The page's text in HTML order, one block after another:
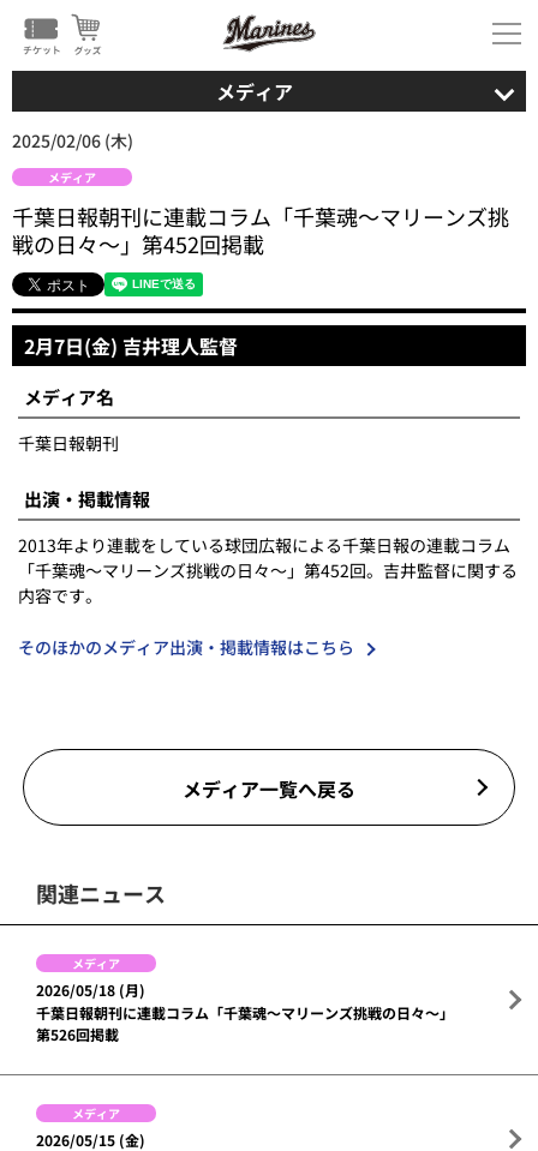
メディア
2025/02/06 (木)
メディア
千葉日報朝刊に連載コラム「千葉魂～マリーンズ挑
戦の日々～」第452回掲載
2月7日(金) 吉井理人監督
メディア名
千葉日報朝刊
出演・掲載情報
2013年より連載をしている球団広報による千葉日報の連載コラム
「千葉魂～マリーンズ挑戦の日々～」第452回。吉井監督に関する
内容です。
そのほかのメディア出演・掲載情報はこちら
メディア一覧へ戻る
関連ニュース
メディア
2026/05/18 (月)
千葉日報朝刊に連載コラム「千葉魂～マリーンズ挑戦の日々～」
第526回掲載
メディア
2026/05/15 (金)